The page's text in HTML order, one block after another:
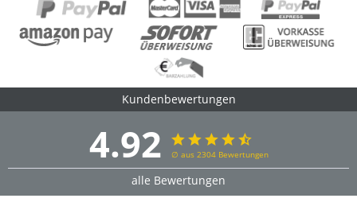
Kundenbewertungen
4.92 ∅ aus 2304 Bewertungen
alle Bewertungen